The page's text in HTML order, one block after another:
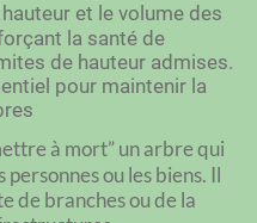
et le volume des
la santé de
de hauteur admises.
pour maintenir la
à mort” un arbre qui
ou les biens. Il
de branches ou de la